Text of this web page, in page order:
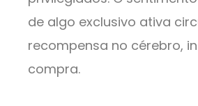
de algo exclusivo ativa
recompensa no cérebro,
compra.